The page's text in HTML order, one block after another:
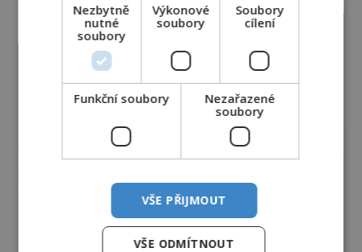
Nezbytně
nutné
soubory
Výkonové
soubory
Soubory
cílení
Funkční soubory
Nezařazené
soubory
VŠE PŘIJMOUT
VŠE ODMÍTNOUT